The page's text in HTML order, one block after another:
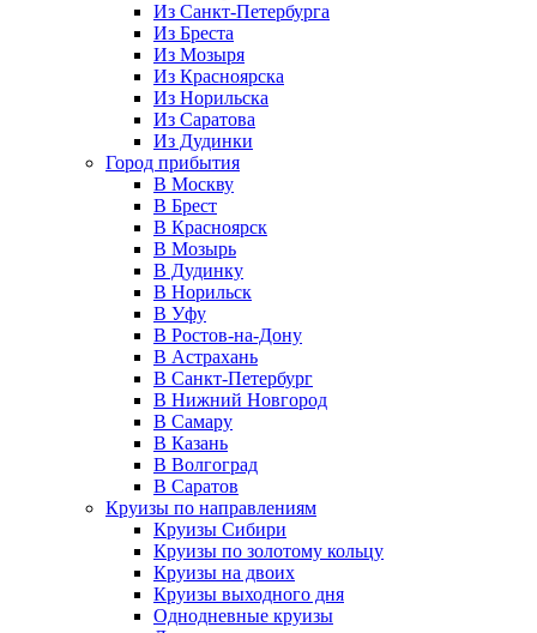
Из Санкт-Петербурга
Из Бреста
Из Мозыря
Из Красноярска
Из Норильска
Из Саратова
Из Дудинки
Город прибытия
В Москву
В Брест
В Красноярск
В Мозырь
В Дудинку
В Норильск
В Уфу
В Ростов-на-Дону
В Астрахань
В Санкт-Петербург
В Нижний Новгород
В Самару
В Казань
В Волгоград
В Саратов
Круизы по направлениям
Круизы Сибири
Круизы по золотому кольцу
Круизы на двоих
Круизы выходного дня
Однодневные круизы